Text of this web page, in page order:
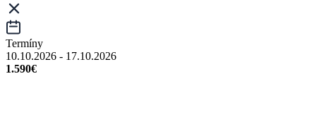
Termíny
10.10.2026 - 17.10.2026
1.590€